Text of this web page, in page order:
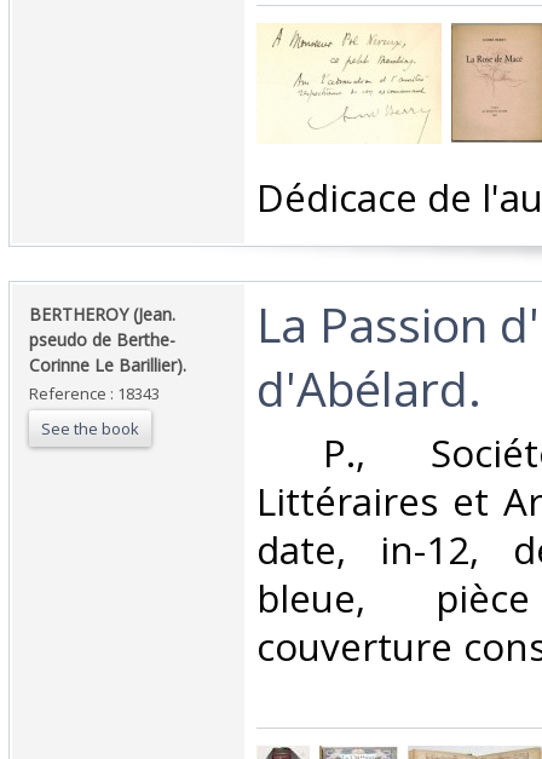
‎Dédicace de
‎BERTHEROY (Jean.
pseudo de Berthe-
Corinne Le Barillier).‎
Reference : 18343
See the book
‎La Passion
d'Abélard. ‎
P.,
Littéraires et
date, in-12,
bleue,
couverture